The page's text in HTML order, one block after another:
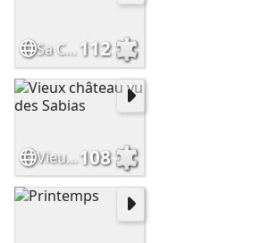
Sa Calobra112
Vieux château vu des Sabias108